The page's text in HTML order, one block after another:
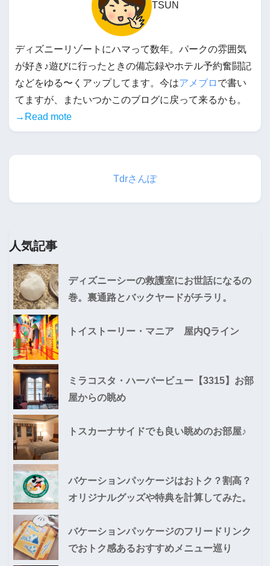
TSUN
ディズニーリゾートにハマって数年。パークの雰囲気
が好き♪遊びに行ったときの備忘録やホテル予約奮闘記
などをゆる〜くアップしてます。今はアメブロ で書い
てますが、またいつかこのブログに戻って来るかも。
→Read mote
Tdrさんぽ
人気記事
ディズニーシーの救護室にお世話になるの
巻。裏通路とバックヤードがチラリ。
トイストーリー・マニア 屋内Qライン
ミラコスタ・ハーバービュー【3315】お部
屋からの眺め
トスカーナサイドでも良い眺めのお部屋♪
バケーションパッケージはおトク？割高？
オリジナルグッズや特典を計算してみた。
バケーションパッケージのフリードリンク
でおトク感あるおすすめメニュー巡り